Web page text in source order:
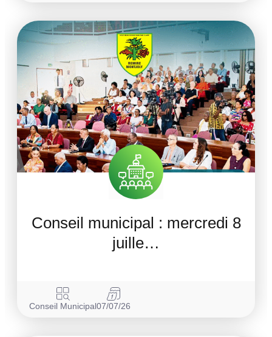
Conseil municipal : mercredi 8
juille…
Conseil Municipal07/07/26